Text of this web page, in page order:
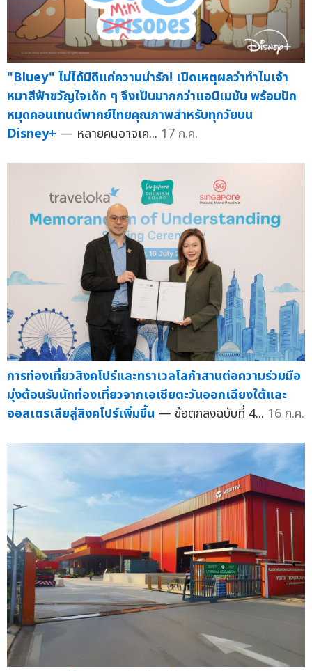
"Bluey" ไม่ได้มีดีแค่ความน่ารัก! เปิดเหตุผลว่าทำไมเจ้า
หมาสีฟ้าขวัญใจเด็ก ๆ จึงเป็นมากกว่าแอนิเมชัน พร้อมปัก
หมุดคอนเทนต์พากย์ไทยคุณภาพสำหรับทุกวัยบน
Disney+ — หลายคนอาจเค... 17 ก.ค.
การท่องเที่ยวสิงคโปร์และทราเวลโลก้าสานต่อความร่วมมือ
มุ่งต้อนรับนักท่องเที่ยวจากเอเชียตะวันออกเฉียงใต้และ
ออสเตรเลียสู่สิงคโปร์เพิ่มขึ้น — ข้อตกลงฉบับที่ 4... 16 ก.ค.